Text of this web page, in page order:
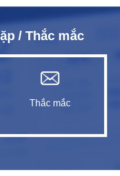
/ Thắc mắc
Thắc mắc